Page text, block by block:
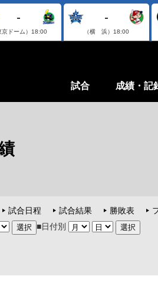
-
京ドーム） 18:00
-
（横 浜） 18:00
試合 成績・記
試合日程 試合結果 勝敗表
■日付別